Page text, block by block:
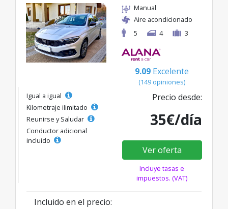
Manual
Aire acondicionado
5
4 3
9.09 Excelente
(149 opiniones)
Igual a igual
Kilometraje ilimitado
Reunirse y Saludar
Conductor adicional
incluido
Precio desde:
35€/día
Ver oferta
Incluye tasas e
impuestos. (VAT)
Incluido en el precio: